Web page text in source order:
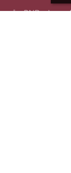
RNDr. Ivana